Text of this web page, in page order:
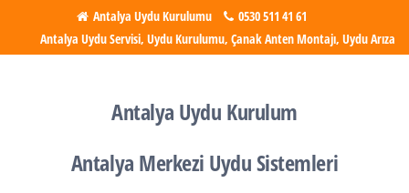
atla
Antalya Uydu Kurulumu
0530 511 41 61
Antalya Uydu Servisi, Uydu Kurulumu, Çanak Anten Montajı, Uydu Arıza
Antalya Uydu Kurulum
Antalya Merkezi Uydu Sistemleri